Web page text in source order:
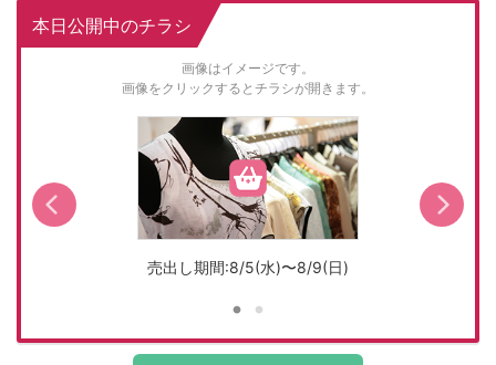
本日公開中のチラシ
画像はイメージです。
画像をクリックするとチラシが開きます。
売出し期間:8/5(水)〜8/9(日)